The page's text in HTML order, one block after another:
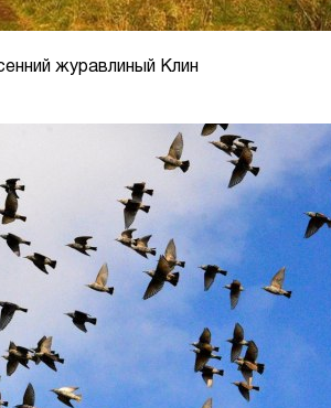
журавлиный Клин